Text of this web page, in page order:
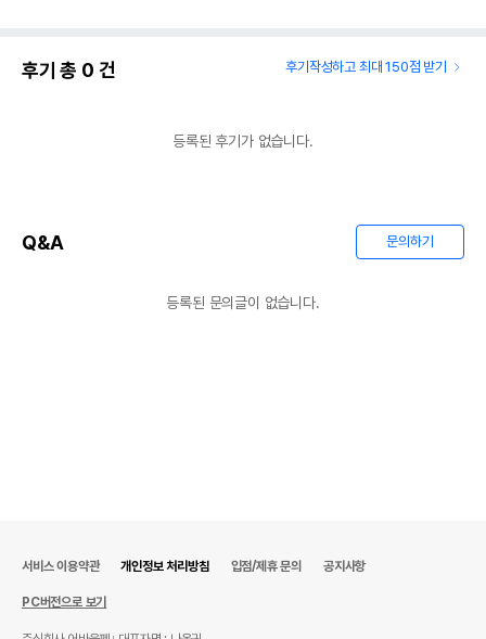
후기 총 0 건 후기작성하고 최대 150점 받기
등록된 후기가 없습니다.
Q&A 문의하기
등록된 문의글이 없습니다.
서비스 이용약관 개인정보 처리방침 입점/제휴 문의 공지사항
PC버전으로 보기